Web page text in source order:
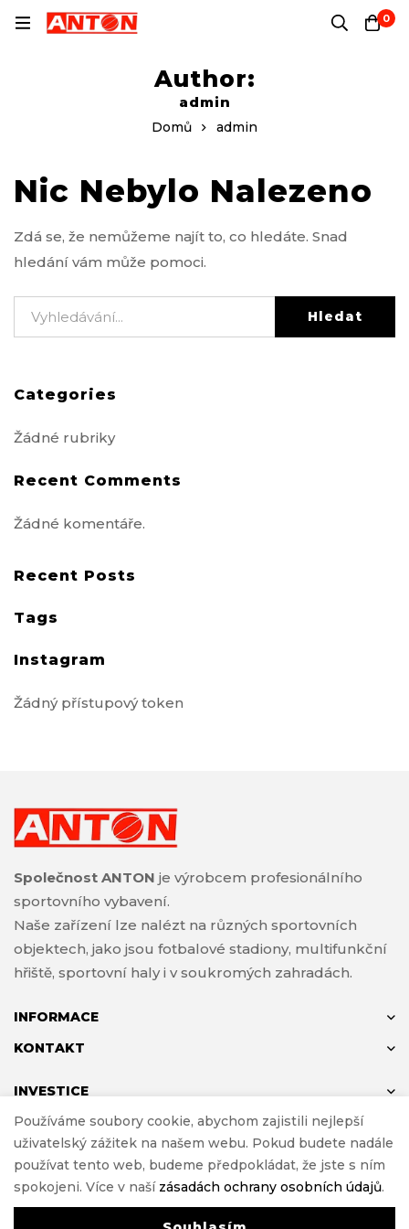
0
Author:
admin
Domů admin
Nic Nebylo Nalezeno
Zdá se, že nemůžeme najít to, co hledáte. Snad
hledání vám může pomoci.
Hledat
Categories
Žádné rubriky
Recent Comments
Žádné komentáře.
Recent Posts
Tags
Instagram
Žádný přístupový token
Společnost ANTON je výrobcem profesionálního
sportovního vybavení.
Naše zařízení lze nalézt na různých sportovních
objektech, jako jsou fotbalové stadiony, multifunkční
hřiště, sportovní haly i v soukromých zahradách.
INFORMACE
KONTAKT
INVESTICE
© ANTON 2024
Realizacee-Sklepy Investnet
Používáme soubory cookie, abychom zajistili nejlepší
uživatelský zážitek na našem webu. Pokud budete nadále
používat tento web, budeme předpokládat, že jste s ním
spokojeni. Více v naší zásadách ochrany osobních údajů.